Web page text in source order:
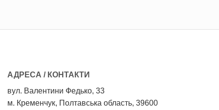
АДРЕСА / КОНТАКТИ
вул. Валентини Федько, 33
м. Кременчук, Полтавська область, 39600